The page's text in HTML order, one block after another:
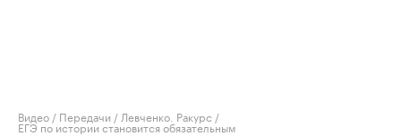
Видео / Передачи / Левченко. Ракурс /
ЕГЭ по истории становится обязательным